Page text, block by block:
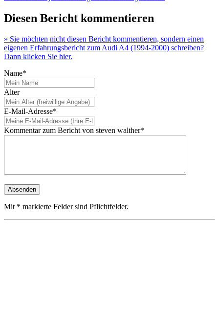
Diesen Bericht kommentieren
» Sie möchten nicht diesen Bericht kommentieren, sondern einen
eigenen Erfahrungsbericht zum Audi A4 (1994-2000) schreiben?
Dann klicken Sie hier.
Name*
Alter
E-Mail-Adresse*
Kommentar zum Bericht von steven walther*
Mit * markierte Felder sind Pflichtfelder.